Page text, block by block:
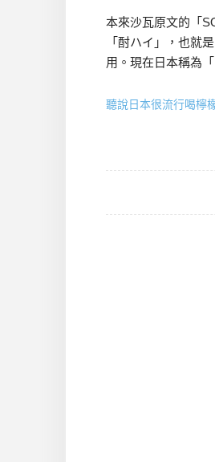
本來沙瓦原文的「
「酎ハイ」，也就
用。現在日本稱為
聽說日本很流行喝檸